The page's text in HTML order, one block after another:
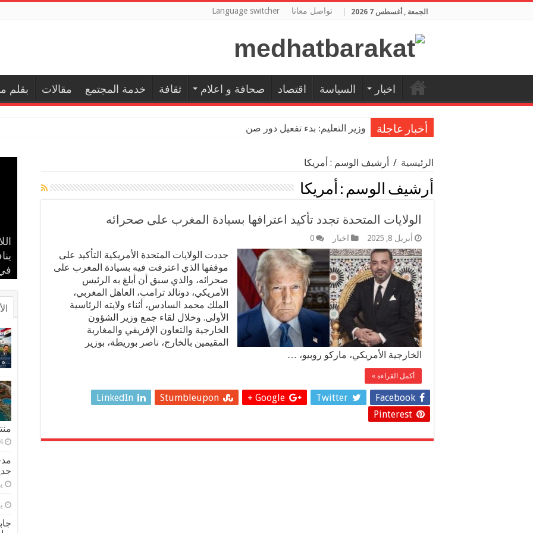
الجمعة , أغسطس 7 2026 تواصل معانا Language switcher
اخبار السياسة اقتصاد صحافة و اعلام ثقافة خدمة المجتمع مقالات بقلم
أخبار عاجلة وزير التعليم: بدء تفعيل دور صندوق الرعاي
الرئيسية / أرشيف الوسم : أمريكا
أرشيف الوسم : أمريكا
الولايات المتحدة تجدد تأكيد اعترافها بسيادة المغرب على صحرائه
أبريل 8, 2025 اخبار 0
جددت الولايات المتحدة الأمريكية التأكيد على
موقفها الذي اعترفت فيه بسيادة المغرب على
صحرائه، والذي سبق أن أبلغ به الرئيس
الأمريكي، دونالد ترامب، العاهل المغربي،
الملك محمد السادس، أثناء ولايته الرئاسية
الأولى. وخلال لقاء جمع وزير الشؤون
الخارجية والتعاون الإفريقي والمغاربة
المقيمين بالخارج، ناصر بوريطة، بوزير
الخارجية الأمريكي، ماركو روبيو، …
أكمل القراءة »
Facebook
Twitter
Google +
Stumbleupon
LinkedIn
Pinterest